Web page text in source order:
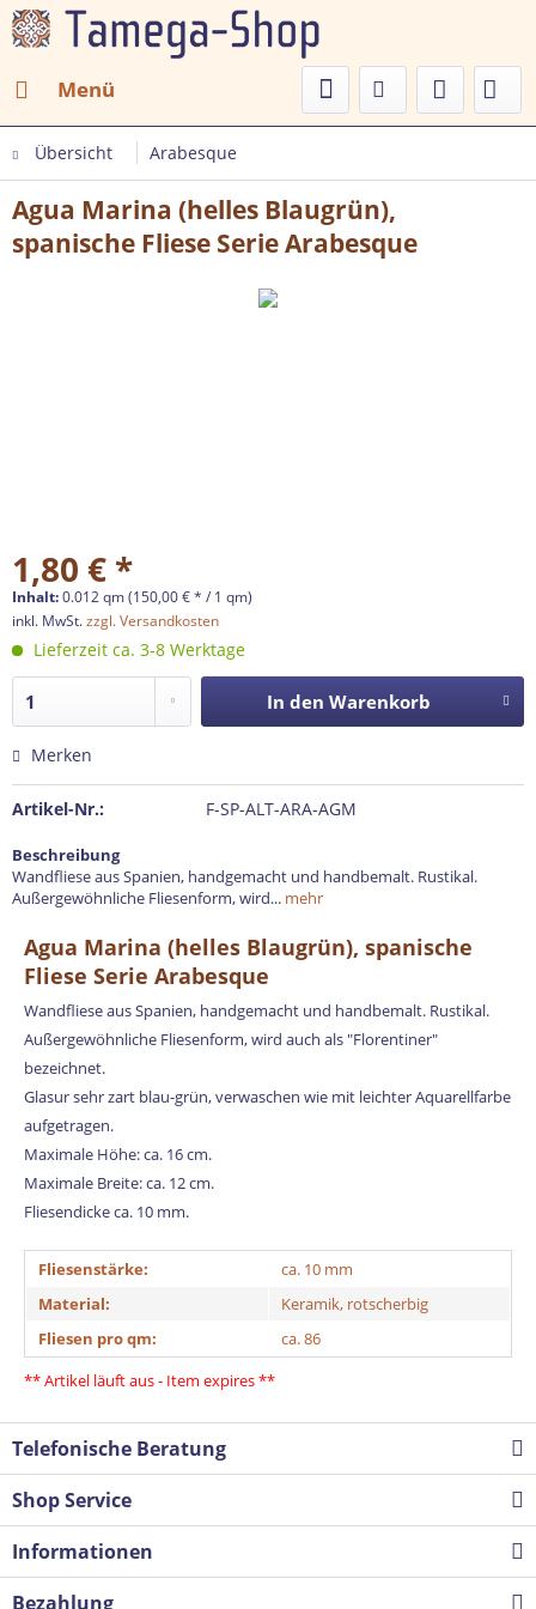
Menü
Übersicht Arabesque
Agua Marina (helles Blaugrün),
spanische Fliese Serie Arabesque
1,80 € *
Inhalt:0.012 qm (150,00 € * / 1 qm)
inkl. MwSt.zzgl. Versandkosten
Lieferzeit ca. 3-8 Werktage
In den Warenkorb
Merken
Artikel-Nr.: F-SP-ALT-ARA-AGM
Beschreibung
Wandfliese aus Spanien, handgemacht und handbemalt. Rustikal.
Außergewöhnliche Fliesenform, wird... mehr
Agua Marina (helles Blaugrün), spanische
Fliese Serie Arabesque
Wandfliese aus Spanien, handgemacht und handbemalt. Rustikal.
Außergewöhnliche Fliesenform, wird auch als "Florentiner"
bezeichnet.
Glasur sehr zart blau-grün, verwaschen wie mit leichter Aquarellfarbe
aufgetragen.
Maximale Höhe: ca. 16 cm.
Maximale Breite: ca. 12 cm.
Fliesendicke ca. 10 mm.
Fliesenstärke:
ca. 10 mm
Material:
Keramik, rotscherbig
Fliesen pro qm:
ca. 86
** Artikel läuft aus - Item expires **
Telefonische Beratung
Shop Service
Informationen
Bezahlung